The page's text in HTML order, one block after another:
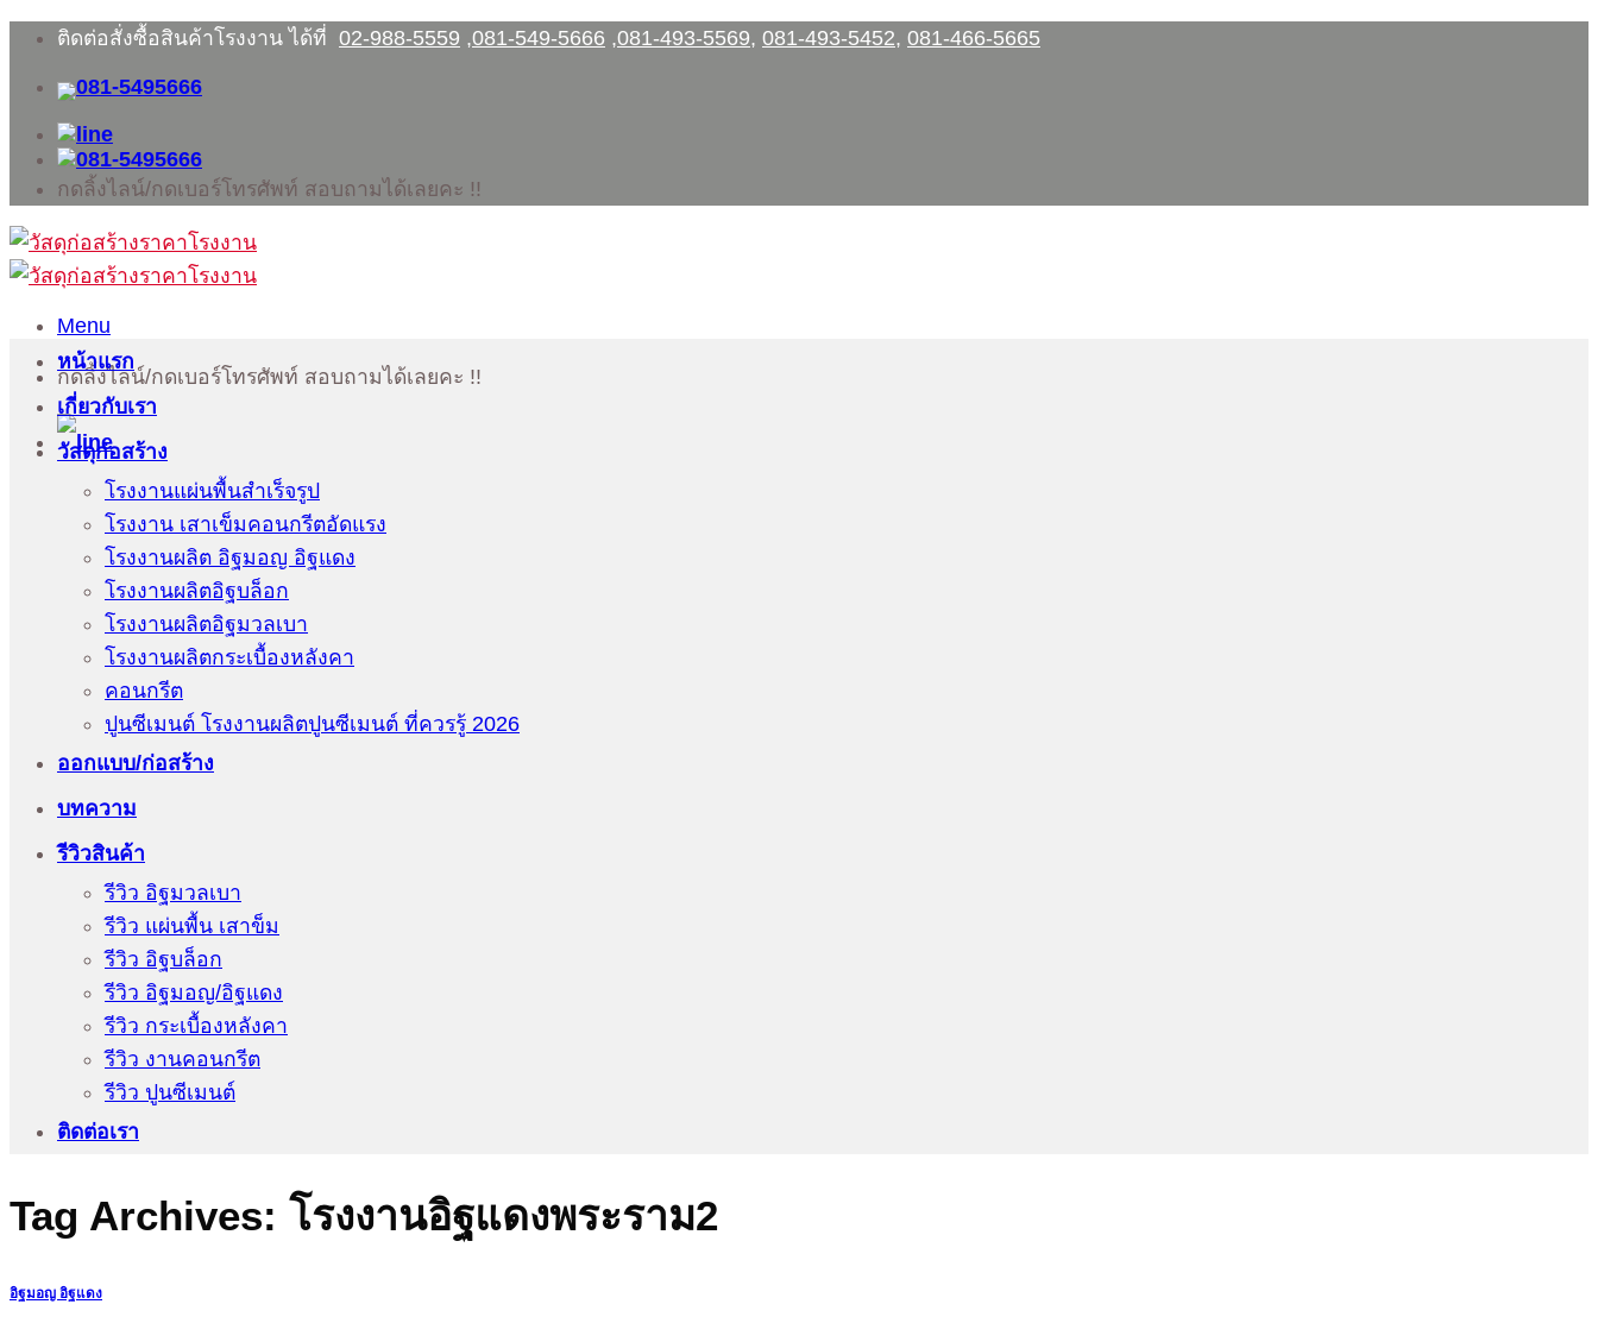
Skip
content
ติดต่อสั่งซื้อสินค้าโรงงาน ได้ที่ 02-988-5559 ,081-549-5666 ,081-493-5569, 081-493-5452, 081-466-5665
กดลิ้งไลน์/กดเบอร์โทรศัพท์ สอบถามได้เลยคะ !!
Menu
กดลิ้งไลน์/กดเบอร์โทรศัพท์ สอบถามได้เลยคะ !!
หน้าแรก
เกี่ยวกับเรา
วัสดุก่อสร้าง
โรงงานแผ่นพื้นสำเร็จรูป
โรงงาน เสาเข็มคอนกรีตอัดแรง
โรงงานผลิต อิฐมอญ อิฐแดง
โรงงานผลิตอิฐบล็อก
โรงงานผลิตอิฐมวลเบา
โรงงานผลิตกระเบื้องหลังคา
คอนกรีต
ปูนซีเมนต์ โรงงานผลิตปูนซีเมนต์ ที่ควรรู้ 2026
ออกแบบ/ก่อสร้าง
บทความ
รีวิวสินค้า
รีวิว อิฐมวลเบา
รีวิว แผ่นพื้น เสาข็ม
รีวิว อิฐบล็อก
รีวิว อิฐมอญ/อิฐแดง
รีวิว กระเบื้องหลังคา
รีวิว งานคอนกรีต
รีวิว ปูนซีเมนต์
ติดต่อเรา
Tag Archives: โรงงานอิฐแดงพระราม2
อิฐมอญ อิฐแดง